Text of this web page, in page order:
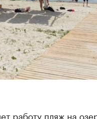
работу пляж на